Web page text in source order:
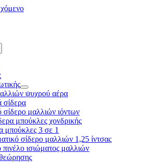
ψυχρού αέρα
σίδερα
σίδερο μαλλιών ιόντων
μπούκλες χονδρικής
μπούκλες 3 σε 1
σίδερο μαλλιών 1,25 ίντσας
ισιώματος μαλλιών